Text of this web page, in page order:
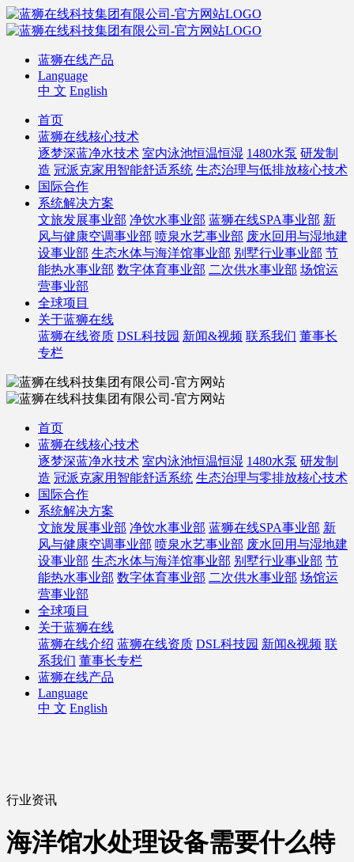
蓝狮在线产品
Language
中 文 English
首页
蓝狮在线核心技术
逐梦深蓝净水技术 室内泳池恒温恒湿 1480水泵 研发制
造 冠派克家用智能舒适系统 生态治理与低排放核心技术
国际合作
系统解决方案
文旅发展事业部 净饮水事业部 蓝狮在线SPA事业部 新
风与健康空调事业部 喷泉水艺事业部 废水回用与湿地建
设事业部 生态水体与海洋馆事业部 别墅行业事业部 节
能热水事业部 数字体育事业部 二次供水事业部 场馆运
营事业部
全球项目
关于蓝狮在线
蓝狮在线资质 DSL科技园 新闻&视频 联系我们 董事长
专栏
首页
蓝狮在线核心技术
逐梦深蓝净水技术 室内泳池恒温恒湿 1480水泵 研发制
造 冠派克家用智能舒适系统 生态治理与零排放核心技术
国际合作
系统解决方案
文旅发展事业部 净饮水事业部 蓝狮在线SPA事业部 新
风与健康空调事业部 喷泉水艺事业部 废水回用与湿地建
设事业部 生态水体与海洋馆事业部 别墅行业事业部 节
能热水事业部 数字体育事业部 二次供水事业部 场馆运
营事业部
全球项目
关于蓝狮在线
蓝狮在线介绍 蓝狮在线资质 DSL科技园 新闻&视频 联
系我们 董事长专栏
蓝狮在线产品
Language
中 文 English
行业资讯
海洋馆水处理设备需要什么特